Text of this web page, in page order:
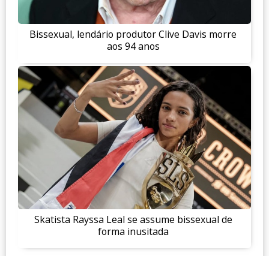
Bissexual, lendário produtor Clive Davis morre
aos 94 anos
Skatista Rayssa Leal se assume bissexual de
forma inusitada